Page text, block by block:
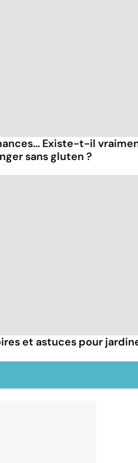
Existe-t-il
sans gluten ?
et astuces pour